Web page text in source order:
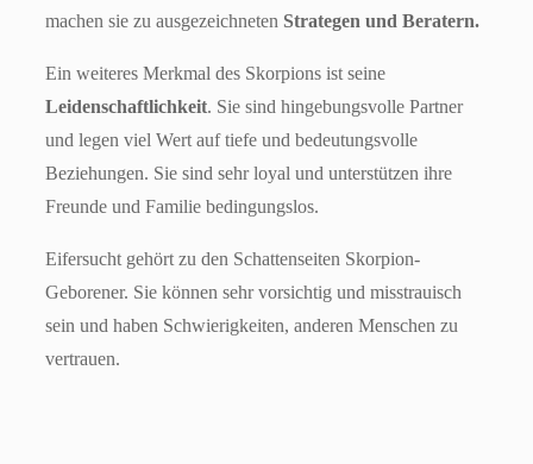
machen sie zu ausgezeichneten Strategen und Beratern.
Ein weiteres Merkmal des Skorpions ist seine
Leidenschaftlichkeit. Sie sind hingebungsvolle Partner
und legen viel Wert auf tiefe und bedeutungsvolle
Beziehungen. Sie sind sehr loyal und unterstützen ihre
Freunde und Familie bedingungslos.
Eifersucht gehört zu den Schattenseiten Skorpion-
Geborener. Sie können sehr vorsichtig und misstrauisch
sein und haben Schwierigkeiten, anderen Menschen zu
vertrauen.